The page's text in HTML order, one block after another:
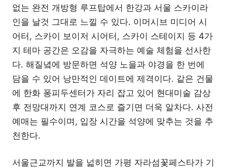
없는 완전 개방형 루프탑에서 한강과 서울 스카이라
인을 날것 그대로 느낄 수 있다. 이머시브 미디어 시
어터, 스카이 보이저 시어터, 스카이 스테이지 등 4가
지 테마 공간은 오감을 자극하는 예술 체험을 선사한
다. 해질녘에 방문하면 석양 노을과 야경을 한 번에
담을 수 있어 낭만적인 데이트에 제격이다. 같은 건물
에 한화 퐁피두센터가 자리 잡고 있어 현대미술 감상
후 전망대까지 연계 코스로 즐기면 더욱 알차다. 사전
예매는 필수이며, 입장 시간을 석양에 맞추는 것을 추
천한다.
서울근교까지 발을 넓히면 가평 자라섬꽃페스타가 기